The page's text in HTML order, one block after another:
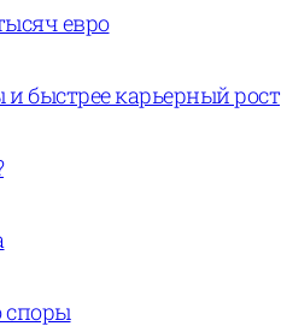
евро
быстрее карьерный рост
споры